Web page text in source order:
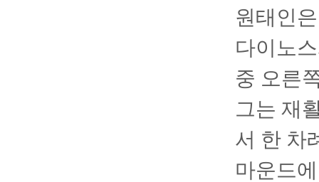
원태인
다이노
중 오른
그는 재
서 한 차
마운드